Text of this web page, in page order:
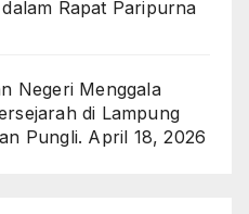
Rapat Paripurna
Negeri Menggala
di Lampung
Pungli. April 18, 2026